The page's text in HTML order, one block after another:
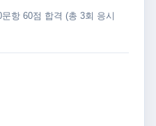
항 60점 합격 (총 3회 응시